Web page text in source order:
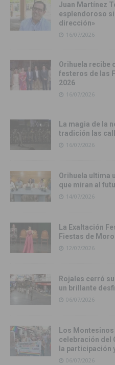
Juan Martínez
esplendoroso
dirección»
16/07/2026
Orihuela recibe
festeros de las
2026
16/07/2026
La magia de la
tradición las
16/07/2026
Orihuela ultima
que miran al
14/07/2026
La Exaltación
Fiestas de
12/07/2026
Rojales cerró
un brillante
06/07/2026
Los
celebración del
la participación
06/07/2026